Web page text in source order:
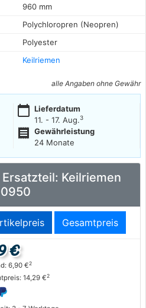
960 mm
Polychloropren (Neopren)
Polyester
Keilriemen
alle Angaben ohne Gewähr
calendar_today Lieferdatum
11. - 17. Aug.3
receipt
Gewährleistung
24 Monate
Keilriemen
Gesamtpreis
€
6,90 €2
14,29 €2